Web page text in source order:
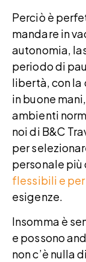
Perciò è
mandare in
autonomia,
periodo di
libertà, con la
in buone
ambienti
noi di B&C
per
personale
flessibili e
esigenze.
Insomma è
e possono
non c’è nulla